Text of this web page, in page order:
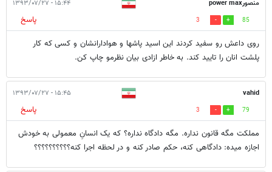
منصورpower max ۱۵:۴۴ - ۱۳۹۳/۰۷/۲۷
85
3
پاسخ
روی داعش رو سفید کردند این اسید پاشها و هوادارانشان و کسی که کار
پلشت انان را تایید کند. به خاطر ازادی بیان نظرمو چاپ کن.
vahid ۱۵:۴۵ - ۱۳۹۳/۰۷/۲۷
79
3
پاسخ
مملکت مگه قانون نداره. مگه دادگاه نداره؟ که یک انسانِ معمولی به خودش
اجازه میده: دادگاهی کنه، حکم صادر کنه و در لحظه اجرا کنه؟؟؟؟؟؟؟؟؟؟